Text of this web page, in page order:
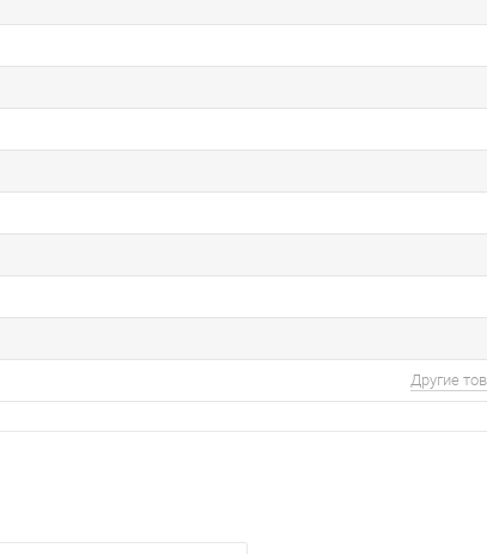
Другие